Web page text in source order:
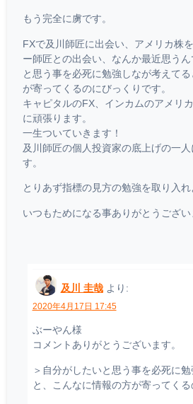
もう完全に虜です。
FXで及川師匠に出会い、アメリカ株
ー師匠との出会い、なんか最近思う
と思う事を必死に勉強しなが考えて
が寄ってくるのにびっくりです。
キャピタルのFX、インカムのアメリ
に頑張ります。
一生ついていきます！
及川師匠の個人投資家の底上げの一
す。
とりあず指標の見方の勉強を取り入れ
いつもためになる事ありがとうござい
及川 圭哉 より:
2020年4月17日 17:45
ぶーやん様
コメントありがとうございます。
＞自分がしたいと思う事を必死に
と、こんなに情報の方が寄ってくる